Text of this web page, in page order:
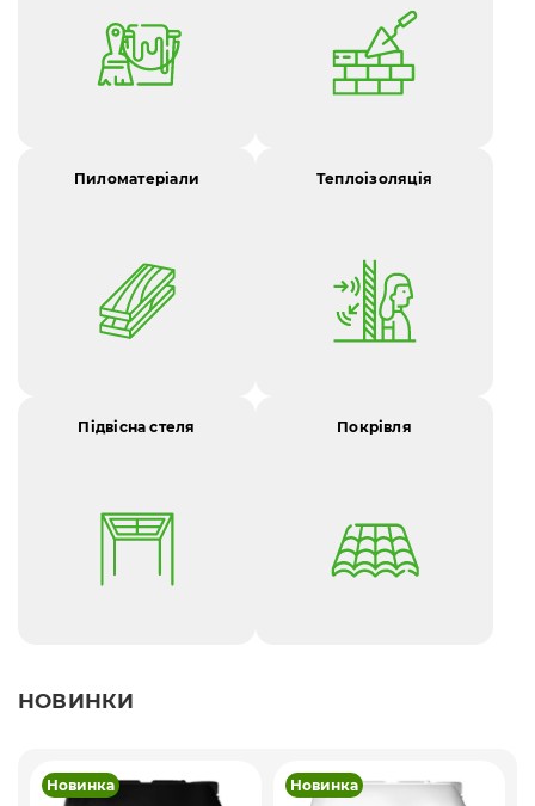
Пиломатеріали Теплоізоляція
Підвісна стеля Покрівля
НОВИНКИ
Новинка Новинка